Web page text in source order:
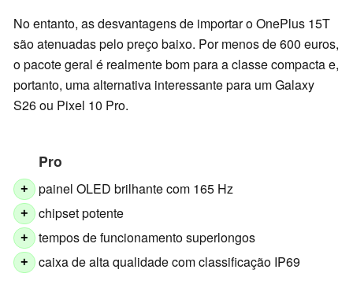
No entanto, as desvantagens de importar o OnePlus 15T
são atenuadas pelo preço baixo. Por menos de 600 euros,
o pacote geral é realmente bom para a classe compacta e,
portanto, uma alternativa interessante para um Galaxy
S26 ou Pixel 10 Pro.
Pro
+ painel OLED brilhante com 165 Hz
+ chipset potente
+ tempos de funcionamento superlongos
+ caixa de alta qualidade com classificação IP69